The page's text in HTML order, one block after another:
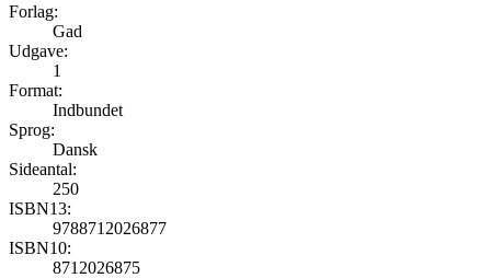
Forlag:
Gad
Udgave:
1
Format:
Indbundet
Sprog:
Dansk
Sideantal:
250
ISBN13:
9788712026877
ISBN10:
8712026875